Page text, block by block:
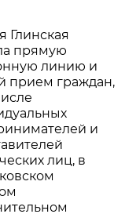
Глинская
прямую
линию и
прием граждан,
и
лиц, в